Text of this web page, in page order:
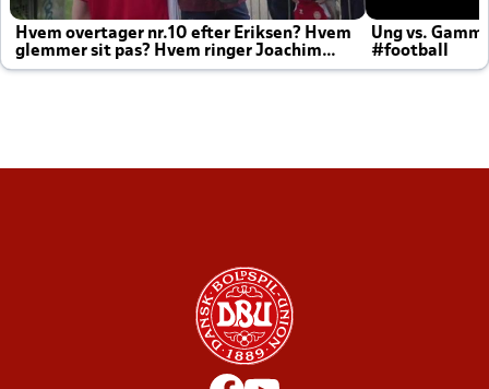
Hvem overtager nr.10 efter Eriksen? Hvem
glemmer sit pas? Hvem ringer Joachim
altid til efter kampe?
Ung vs.
#football